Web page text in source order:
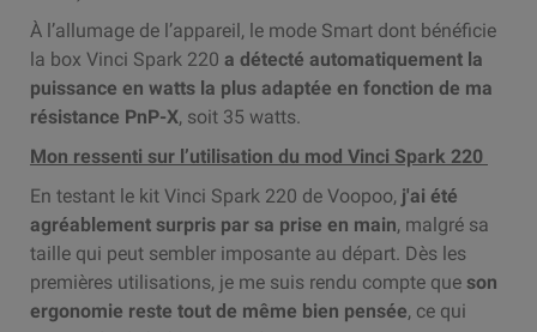
À l’allumage de l’appareil, le mode Smart dont bénéficie
la box Vinci Spark 220 a détecté automatiquement la
puissance en watts la plus adaptée en fonction de ma
résistance PnP-X, soit 35 watts.
Mon ressenti sur l’utilisation du mod Vinci Spark 220
En testant le kit Vinci Spark 220 de Voopoo, j'ai été
agréablement surpris par sa prise en main, malgré sa
taille qui peut sembler imposante au départ. Dès les
premières utilisations, je me suis rendu compte que son
ergonomie reste tout de même bien pensée, ce qui